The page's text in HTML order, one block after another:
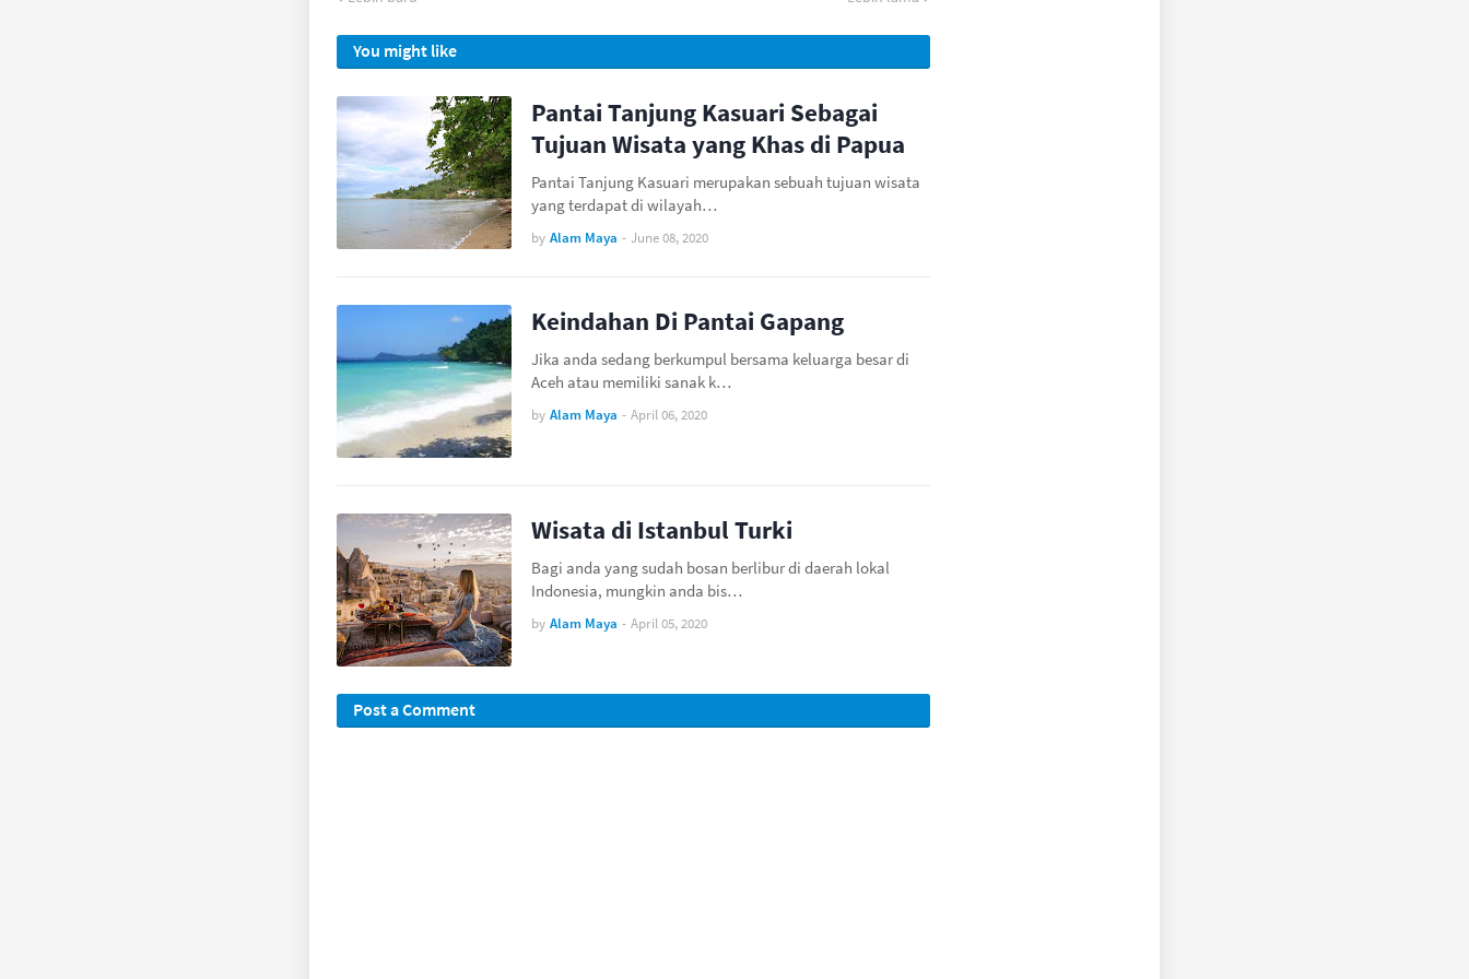
You might like
Pantai Tanjung Kasuari Sebagai
Tujuan Wisata yang Khas di Papua
Pantai Tanjung Kasuari merupakan sebuah tujuan wisata
yang terdapat di wilayah…
by Alam Maya - June 08, 2020
Keindahan Di Pantai Gapang
Jika anda sedang berkumpul bersama keluarga besar di
Aceh atau memiliki sanak k…
by Alam Maya - April 06, 2020
Wisata di Istanbul Turki
Bagi anda yang sudah bosan berlibur di daerah lokal
Indonesia, mungkin anda bis…
by Alam Maya - April 05, 2020
Post a Comment